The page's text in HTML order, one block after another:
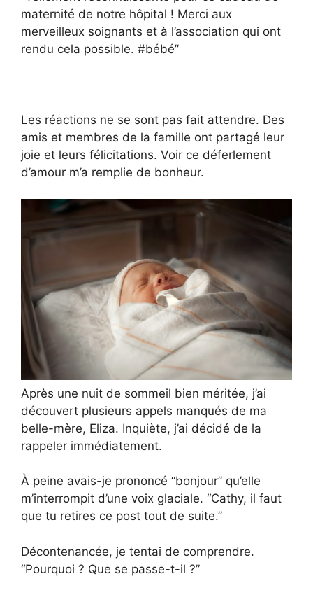
maternité de notre hôpital ! Merci aux
merveilleux soignants et à l’association qui ont
rendu cela possible. #bébé”
Les réactions ne se sont pas fait attendre. Des
amis et membres de la famille ont partagé leur
joie et leurs félicitations. Voir ce déferlement
d’amour m’a remplie de bonheur.
Après une nuit de sommeil bien méritée, j’ai
découvert plusieurs appels manqués de ma
belle-mère, Eliza. Inquiète, j’ai décidé de la
rappeler immédiatement.
À peine avais-je prononcé “bonjour” qu’elle
m’interrompit d’une voix glaciale. “Cathy, il faut
que tu retires ce post tout de suite.”
Décontenancée, je tentai de comprendre.
“Pourquoi ? Que se passe-t-il ?”